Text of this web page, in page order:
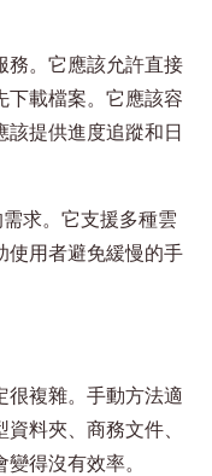
務。它應該允許直接
下載檔案。它應該容
提供進度追蹤和日
求。它支援多種雲
使用者避免緩慢的手
很複雜。手動方法適
料夾、商務文件、
得沒有效率。